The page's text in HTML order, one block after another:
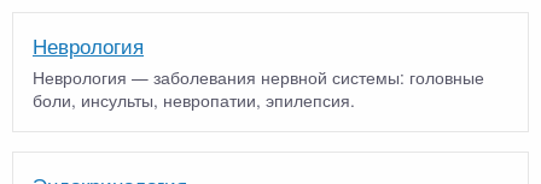
Неврология
Неврология — заболевания нервной системы: головные
боли, инсульты, невропатии, эпилепсия.